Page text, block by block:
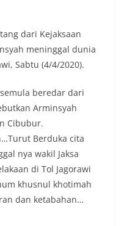
dari Kejaksaan
meninggal dunia
Sabtu (4/4/2020).
beredar dari
Arminsyah
Cibubur.
Berduka cita
nya wakil Jaksa
di Tol Jagorawi
khusnul khotimah
dan ketabahan…